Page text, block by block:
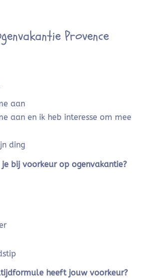
Provence
aan
aan en ik heb interesse om mee
ding
je bij voorkeur op ogenvakantie?
heeft jouw voorkeur?